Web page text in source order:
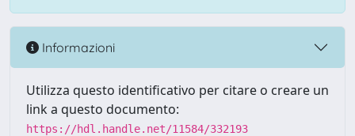
Informazioni
Utilizza questo identificativo per citare o creare un
link a questo documento:
https://hdl.handle.net/11584/332193